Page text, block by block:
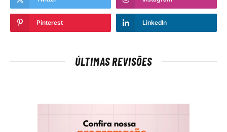
Pinterest LinkedIn
ÚLTIMAS REVISÕES